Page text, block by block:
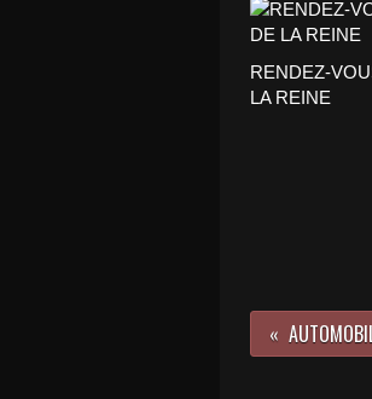
RENDEZ-
LA REINE